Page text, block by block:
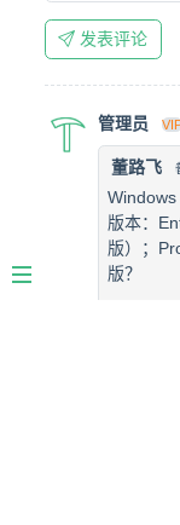
发表评论
管理员
董路飞
版本：
版）；
版？